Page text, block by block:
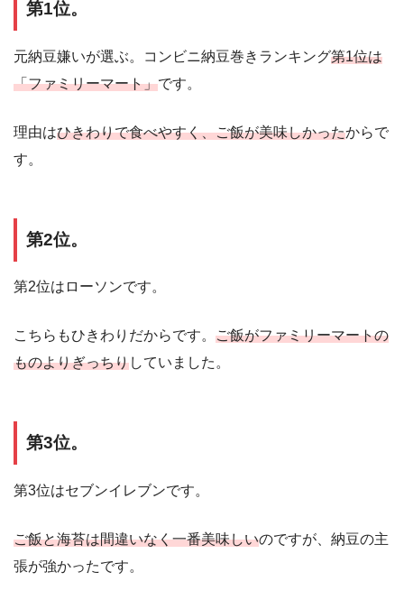
第1位。
元納豆嫌いが選ぶ。コンビニ納豆巻きランキング第1位は
「ファミリーマート」です。
理由はひきわりで食べやすく、ご飯が美味しかったからで
す。
第2位。
第2位はローソンです。
こちらもひきわりだからです。 ご飯がファミリーマートの
ものよりぎっちりしていました。
第3位。
第3位はセブンイレブンです。
ご飯と海苔は間違いなく一番美味しいのですが、納豆の主
張が強かったです。